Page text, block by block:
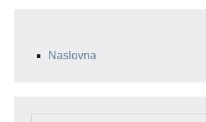
Naslovna